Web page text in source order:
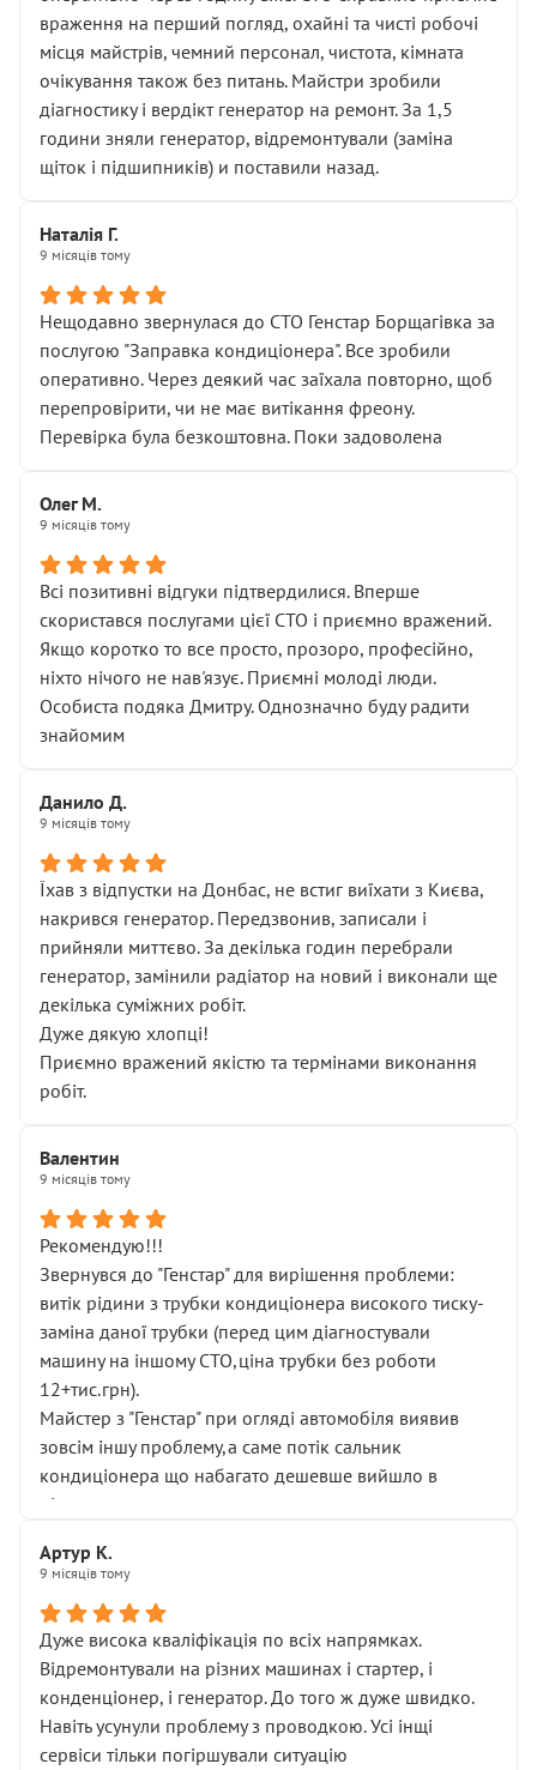
враження на перший погляд, охайні та чисті робочі
місця майстрів, чемний персонал, чистота, кімната
очікування також без питань. Майстри зробили
діагностику і вердікт генератор на ремонт. За 1,5
години зняли генератор, відремонтували (заміна
щіток і підшипників) и поставили назад.
Наталія Г.
9 місяців тому
Нещодавно звернулася до СТО Генстар Борщагівка за
послугою "Заправка кондиціонера". Все зробили
оперативно. Через деякий час заїхала повторно, щоб
перепровірити, чи не має витікання фреону.
Перевірка була безкоштовна. Поки задоволена
Олег М.
9 місяців тому
Всі позитивні відгуки підтвердилися. Вперше
скористався послугами цієї СТО і приємно вражений.
Якщо коротко то все просто, прозоро, професійно,
ніхто нічого не нав'язує. Приємні молоді люди.
Особиста подяка Дмитру. Однозначно буду радити
знайомим
Данило Д.
9 місяців тому
Їхав з відпустки на Донбас, не встиг виїхати з Києва,
накрився генератор. Передзвонив, записали і
прийняли миттєво. За декілька годин перебрали
генератор, замінили радіатор на новий і виконали ще
декілька суміжних робіт.
Дуже дякую хлопці!
Приємно вражений якістю та термінами виконання
робіт.
Валентин
9 місяців тому
Рекомендую!!!
Звернувся до "Генстар" для вирішення проблеми:
витік рідини з трубки кондиціонера високого тиску-
заміна даної трубки (перед цим діагностували
машину на іншому СТО,ціна трубки без роботи
12+тис.грн).
Майстер з "Генстар" при огляді автомобіля виявив
зовсім іншу проблему,а саме потік сальник
кондиціонера що набагато дешевше вийшло в
підсумку.
Артур К.
9 місяців тому
Дуже висока кваліфікація по всіх напрямках.
Відремонтували на різних машинах і стартер, і
конденціонер, і генератор. До того ж дуже швидко.
Навіть усунули проблему з проводкою. Усі інщі
сервіси тільки погіршували ситуацію